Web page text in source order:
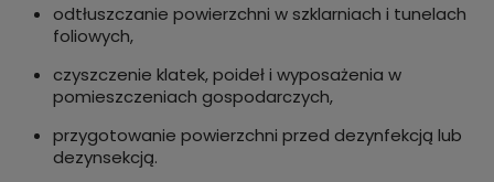
odtłuszczanie powierzchni w szklarniach i tunelach
foliowych,
czyszczenie klatek, poideł i wyposażenia w
pomieszczeniach gospodarczych,
przygotowanie powierzchni przed dezynfekcją lub
dezynsekcją.